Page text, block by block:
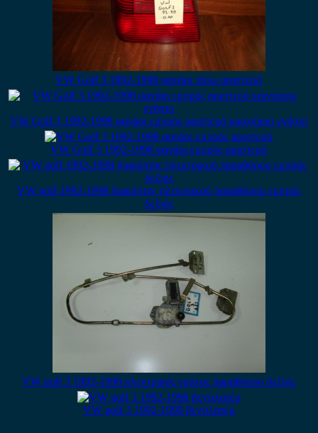
VW Golf 3 1992-1998 φανάρι πίσω αριστερό
VW Golf 3 1992-1998 φανάρι εμπρός αριστερό καινούριο γνήσιο
VW Golf 3 1992-1998 φανάρι εμπρός αριστερό
VW golf 1992-1998 διακόπτης ηλεκτρικού παραθύρου εμπρός
δεξιός
VW golf 3 1992-1998 ηλεκτρικός γρύλος παραθύρου δεξιός
VW golf 3 1992-1998 βεντιλατέρ